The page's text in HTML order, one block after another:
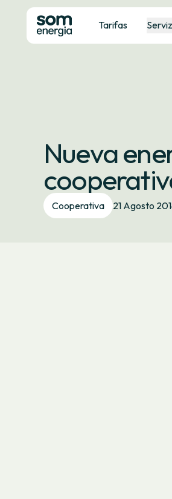
Tarifas
Nueva
Cooperativa 21 Agosto